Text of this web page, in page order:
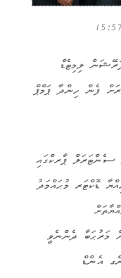
ލިމިޓެޑް
ފެން ހިންދާ ޕަމްޕް
ސެންޓަރަލް ޕާރކްގައި
ޑޮކްޓަރ މުޙައްމަދު
މަރުޙަބާ ދެންނެވީ
އެންޑް